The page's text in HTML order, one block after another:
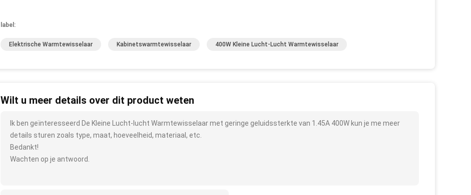
label:
Elektrische Warmtewisselaar Kabinetswarmtewisselaar 400W Kleine Lucht-Lucht Warmtewisselaar
Wilt u meer details over dit product weten
Ik ben geïnteresseerd De Kleine Lucht-lucht Warmtewisselaar met geringe geluidssterkte van 1.45A 400W kun je me meer
details sturen zoals type, maat, hoeveelheid, materiaal, etc.
Bedankt!
Wachten op je antwoord.